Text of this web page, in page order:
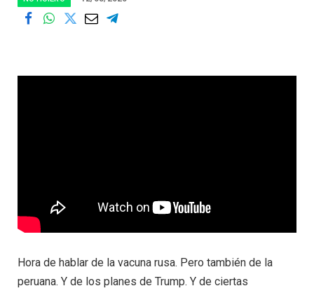
Hora de hablar de la vacuna rusa. Pero también de la
peruana. Y de los planes de Trump. Y de ciertas